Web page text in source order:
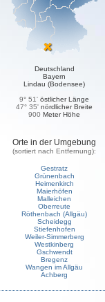
Deutschland
Bayern
Lindau (Bodensee)
9° 51' östlicher Länge
47° 35' nördlicher Breite
900 Meter Höhe
Orte in der Umgebung
(sortiert nach Entfernung):
Gestratz
Grünenbach
Heimenkirch
Maierhöfen
Malleichen
Oberreute
Röthenbach (Allgäu)
Scheidegg
Stiefenhofen
Weiler-Simmerberg
Westkinberg
Gschwendt
Bregenz
Wangen im Allgäu
Achberg